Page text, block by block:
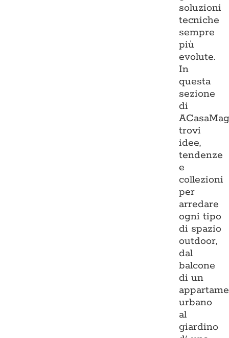
soluzioni
tecniche
sempre
più
evolute.
In
questa
sezione
di
trovi
idee,
tendenze
e
collezioni
per
arredare
ogni tipo
di spazio
outdoor,
dal
balcone
di un
urbano
al
giardino